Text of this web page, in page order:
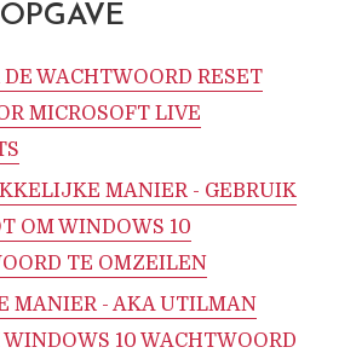
DE WACHTWOORD RESET
MICROSOFT LIVE
MANIER - GEBRUIK
OM WINDOWS 10
TE OMZEILEN
MANIER - AKA UTILMAN
WINDOWS 10 WACHTWOORD